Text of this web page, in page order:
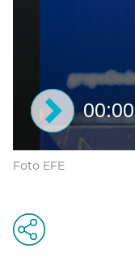
s
o
n
00:00
Foto EFE